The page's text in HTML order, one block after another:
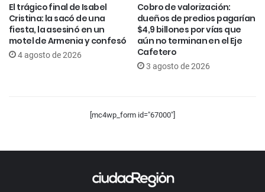
El trágico final de Isabel
Cristina: la sacó de una
fiesta, la asesinó en un
motel de Armenia y confesó
4 agosto de 2026
Cobro de valorización:
dueños de predios pagarían
$4,9 billones por vías que
aún no terminan en el Eje
Cafetero
3 agosto de 2026
[mc4wp_form id="67000"]